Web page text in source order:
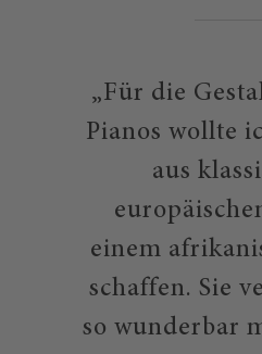
„Für die
Pianos wollte
aus
einem
schaffen. Sie
so wunderbar